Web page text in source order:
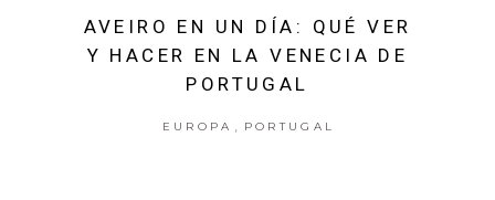
AVEIRO EN UN DÍA: QUÉ VER
Y HACER EN LA VENECIA DE
PORTUGAL
EUROPA , PORTUGAL